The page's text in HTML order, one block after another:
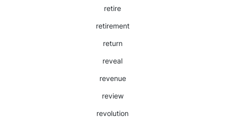
retire
retirement
return
reveal
revenue
review
revolution